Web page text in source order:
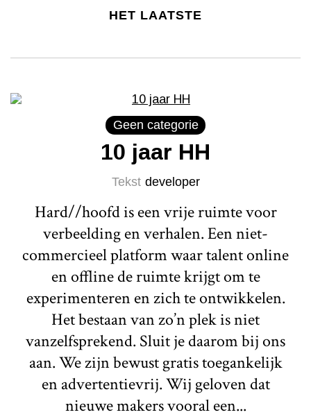
HET LAATSTE
Geen categorie
10 jaar HH
Tekst developer
Hard//hoofd is een vrije ruimte voor
verbeelding en verhalen. Een niet-
commercieel platform waar talent online
en offline de ruimte krijgt om te
experimenteren en zich te ontwikkelen.
Het bestaan van zo’n plek is niet
vanzelfsprekend. Sluit je daarom bij ons
aan. We zijn bewust gratis toegankelijk
en advertentievrij. Wij geloven dat
nieuwe makers vooral een...